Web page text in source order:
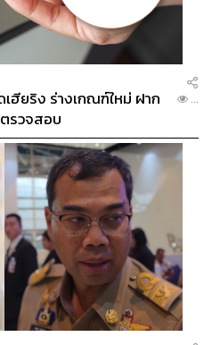
เฮียริง ร่างเกณฑ์ใหม่ ฝาก
รวจสอบ
...